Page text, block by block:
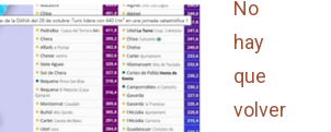
No
hay
que
volver